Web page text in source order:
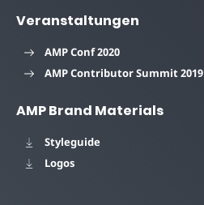
Veranstaltungen
AMP Conf 2020
AMP Contributor Summit 2019
AMP Brand Materials
Styleguide
Logos